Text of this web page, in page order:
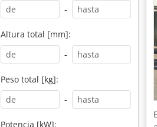
-
Altura total [mm]:
-
Peso total [kg]:
-
Potencia [kW]: